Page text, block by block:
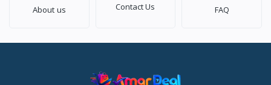
About us Contact Us FAQ